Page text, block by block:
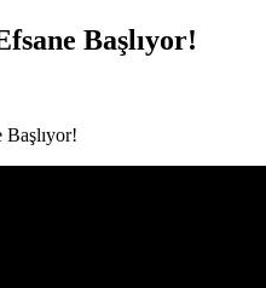
Başlıyor!
Başlıyor!